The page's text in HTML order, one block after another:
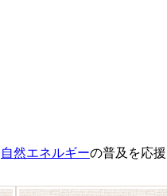
自然エネルギーの普及を応